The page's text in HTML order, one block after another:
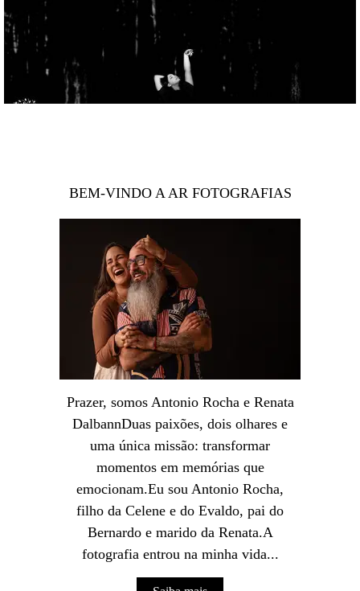
BEM-VINDO A AR FOTOGRAFIAS
Prazer, somos Antonio Rocha e Renata
DalbannDuas paixões, dois olhares e
uma única missão: transformar
momentos em memórias que
emocionam.Eu sou Antonio Rocha,
filho da Celene e do Evaldo, pai do
Bernardo e marido da Renata.A
fotografia entrou na minha vida...